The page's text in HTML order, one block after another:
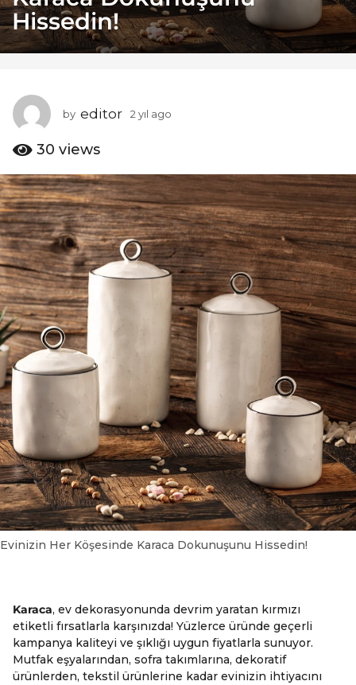
a
g
o
l
g
Hissedin!
by editor 2 yıl ago
a
o
30 views
Evinizin Her Köşesinde Karaca Dokunuşunu Hissedin!
Karaca, ev dekorasyonunda devrim yaratan kırmızı
etiketli fırsatlarla karşınızda! Yüzlerce üründe geçerli
kampanya kaliteyi ve şıklığı uygun fiyatlarla sunuyor.
Mutfak eşyalarından, sofra takımlarına, dekoratif
ürünlerden, tekstil ürünlerine kadar evinizin ihtiyacını